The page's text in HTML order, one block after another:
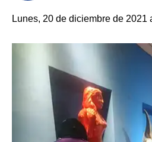
Lunes, 20 de diciembre de 2021